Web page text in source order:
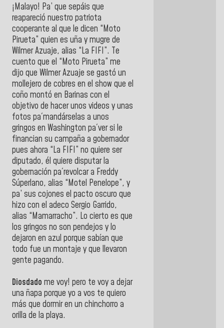
¡Malayo! Pa’ que sepáis que
reapareció nuestro patriota
cooperante al que le dicen “Moto
Pirueta” quien es uña y mugre de
Wilmer Azuaje, alias “La FIFI”. Te
cuento que el “Moto Pirueta” me
dijo que Wilmer Azuaje se gastó un
mollejero de cobres en el show que el
coño montó en Barinas con el
objetivo de hacer unos videos y unas
fotos pa´mandárselas a unos
gringos en Washington pa´ver si le
financian su campaña a gobernador
pues ahora “La FIFI” no quiere ser
diputado, él quiere disputar la
gobernación pa´revolcar a Freddy
Súperlano, alias “Motel Penelope”, y
pa’ sus cojones el pacto oscuro que
hizo con el adeco Sergio Garrido,
alias “Mamarracho”. Lo cierto es que
los gringos no son pendejos y lo
dejaron en azul porque sabían que
todo fue un montaje y que llevaron
gente pagando.
Diosdado me voy! pero te voy a dejar
una ñapa porque yo a vos te quiero
más que dormir en un chinchorro a
orilla de la playa.